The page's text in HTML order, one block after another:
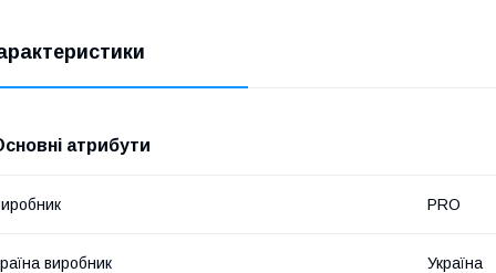
атрибути
PRO
виробник Україна